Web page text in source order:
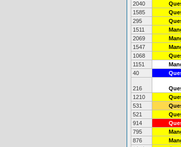
2040
1585
295
1511
2069
1547
1068
1151
40
216
1210
531
521
914
795
876